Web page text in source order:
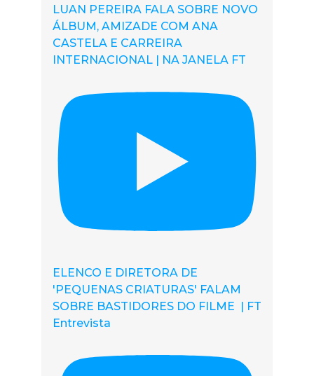
LUAN PEREIRA FALA SOBRE NOVO
ÁLBUM, AMIZADE COM ANA
CASTELA E CARREIRA
INTERNACIONAL | NA JANELA FT
ELENCO E DIRETORA DE
'PEQUENAS CRIATURAS' FALAM
SOBRE BASTIDORES DO FILME | FT
Entrevista